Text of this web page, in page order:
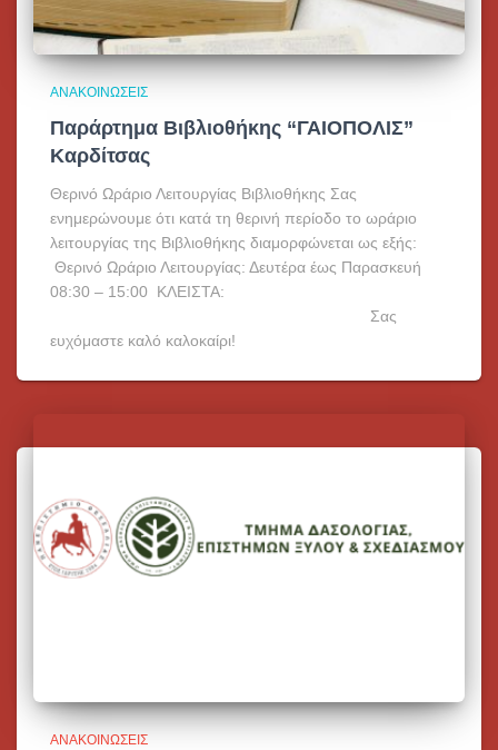
ΑΝΑΚΟΙΝΏΣΕΙΣ
Παράρτημα Βιβλιοθήκης “ΓΑΙΟΠΟΛΙΣ”
Καρδίτσας
Θερινό Ωράριο Λειτουργίας Βιβλιοθήκης Σας
ενημερώνουμε ότι κατά τη θερινή περίοδο το ωράριο
λειτουργίας της Βιβλιοθήκης διαμορφώνεται ως εξής:
Θερινό Ωράριο Λειτουργίας: Δευτέρα έως Παρασκευή
08:30 – 15:00 ΚΛΕΙΣΤΑ:
Σας
ευχόμαστε καλό καλοκαίρι!
ΑΝΑΚΟΙΝΏΣΕΙΣ